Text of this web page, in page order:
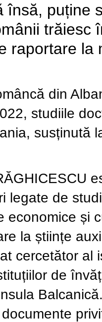
însă, puține
trăiesc
raportare la
din
studiile
susținută
legate de
economice și
la științe
cercetător al
de